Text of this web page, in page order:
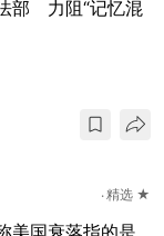
部 力阻“记忆混
精选 ★
美国衰落指的是